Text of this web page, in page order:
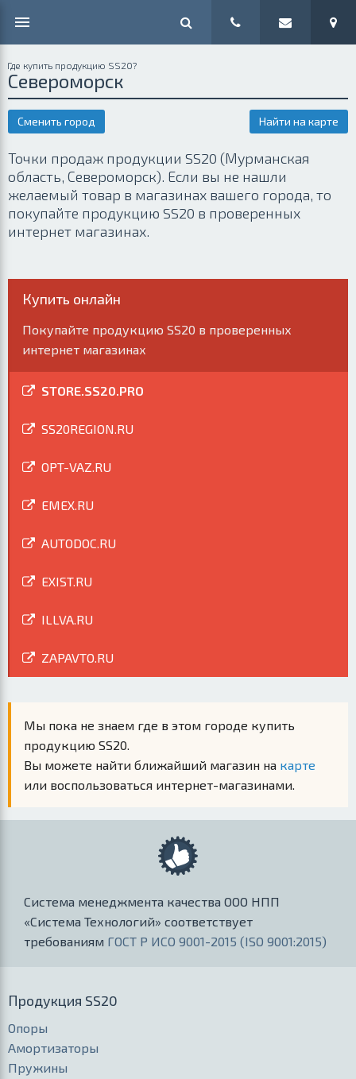
Где купить продукцию SS20?
Североморск
Сменить город Найти на карте
Точки продаж продукции SS20 (Мурманская
область, Североморск). Если вы не нашли
желаемый товар в магазинах вашего города, то
покупайте продукцию SS20 в проверенных
интернет магазинах.
Купить онлайн
Покупайте продукцию SS20 в проверенных
интернет магазинах
STORE.SS20.PRO
SS20REGION.RU
OPT-VAZ.RU
EMEX.RU
AUTODOC.RU
EXIST.RU
ILLVA.RU
ZAPAVTO.RU
Мы пока не знаем где в этом городе купить
продукцию SS20.
Вы можете найти ближайший магазин на карте
или воспользоваться интернет-магазинами.
Система менеджмента качества ООО НПП
«Система Технологий» соответствует
требованиям ГОСТ Р ИСО 9001-2015 (ISO 9001:2015)
Продукция SS20
Опоры
Амортизаторы
Пружины